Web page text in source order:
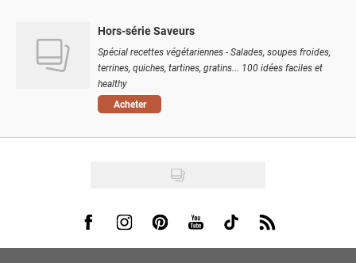
Hors-série Saveurs
Spécial recettes végétariennes - Salades, soupes froides,
terrines, quiches, tartines, gratins... 100 idées faciles et
healthy
Acheter
Visit us on Facebook
Visit us on Instagram
Visit us on Pinterest
Visit us on Youtube
Visit us on Tiktok
Visit us on Rss